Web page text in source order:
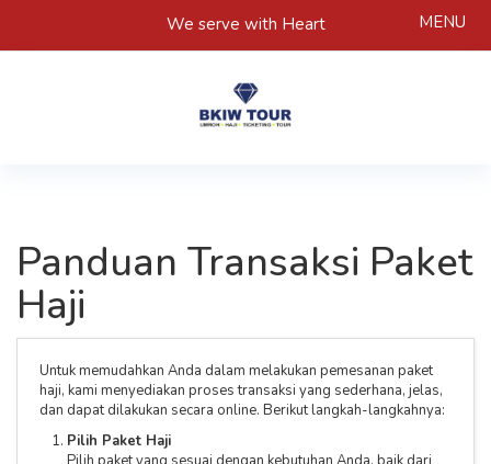
We serve with Heart
Panduan Transaksi Paket
Haji
Untuk memudahkan Anda dalam melakukan pemesanan paket
haji, kami menyediakan proses transaksi yang sederhana, jelas,
dan dapat dilakukan secara online. Berikut langkah-langkahnya:
Pilih Paket Haji
MENU